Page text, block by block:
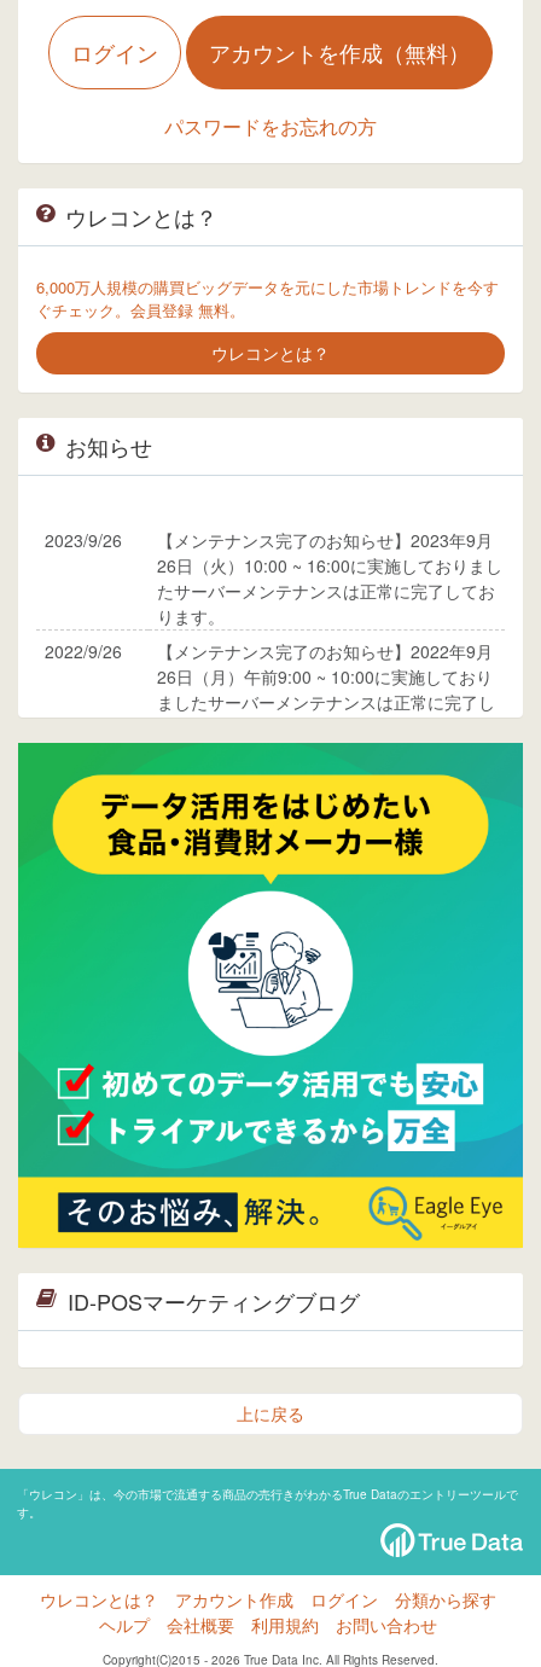
ログイン アカウントを作成（無料）
パスワードをお忘れの方
ウレコンとは？
6,000万人規模の購買ビッグデータを元にした市場トレンドを今す
ぐチェック。会員登録 無料。
ウレコンとは？
お知らせ
2023/9/26
【メンテナンス完了のお知らせ】2023年9月
26日（火）10:00 ~ 16:00に実施しておりまし
たサーバーメンテナンスは正常に完了してお
ります。
2022/9/26
【メンテナンス完了のお知らせ】2022年9月
26日（月）午前9:00 ~ 10:00に実施しており
ましたサーバーメンテナンスは正常に完了し
ご覧ください。
2015/10/19
ウレコンのサイト機能を大幅バージョンアッ
プ。詳細はこちら。⇒告知ページへ
2015/09/28
ウレコンが機能拡充し、サイトリニューアル
しました。⇒
ウレコンFacebook
Facebookページを開設しました。詳細は
ら。
ウレコンサイトリリースしました。
ID-POSマーケティングブログ
上に戻る
「ウレコン」は、今の市場で流通する商品の売行きがわかるTrue Dataのエントリーツールで
す。
ウレコンとは？ アカウント作成 ログイン
分類から探す
ヘルプ
会社概要 利用規約 お問い合わせ
Copyright(C)2015 - 2026 True Data Inc. All Rights Reserved.